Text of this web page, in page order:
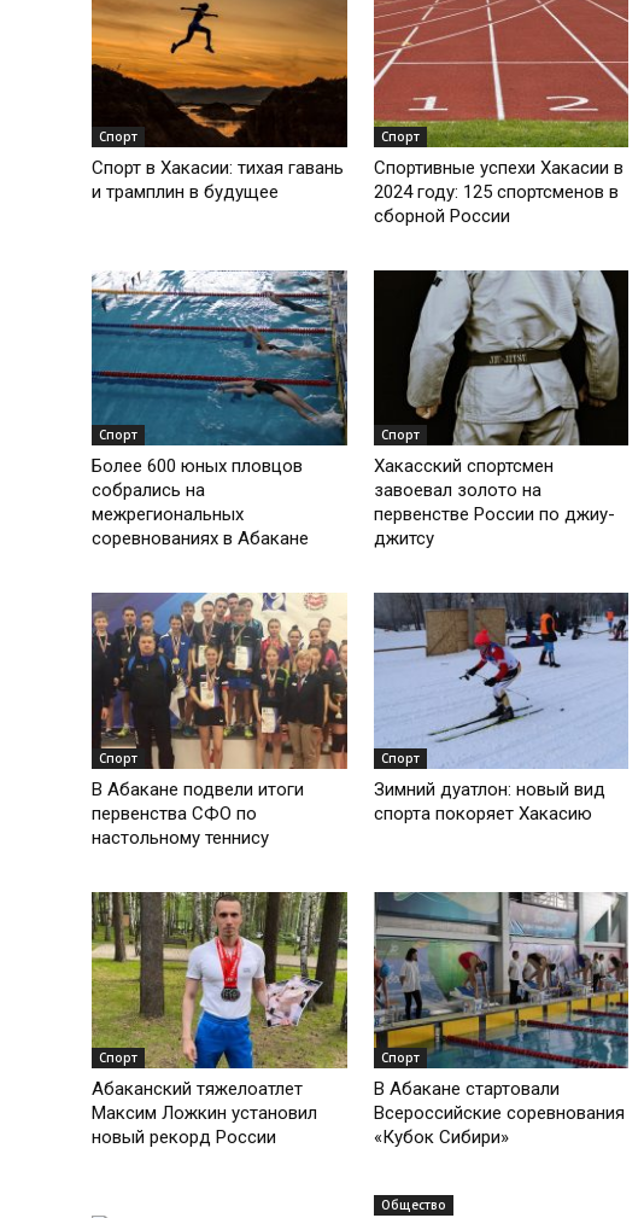
Спорт
Спорт в Хакасии: тихая гавань
и трамплин в будущее
Спорт
Спортивные успехи Хакасии в
2024 году: 125 спортсменов в
сборной России
Спорт
Более 600 юных пловцов
собрались на
межрегиональных
соревнованиях в Абакане
Спорт
Хакасский спортсмен
завоевал золото на
первенстве России по джиу-
джитсу
Спорт
В Абакане подвели итоги
первенства СФО по
настольному теннису
Спорт
Зимний дуатлон: новый вид
спорта покоряет Хакасию
Спорт
Абаканский тяжелоатлет
Максим Ложкин установил
новый рекорд России
Спорт
В Абакане стартовали
Всероссийские соревнования
«Кубок Сибири»
Общество